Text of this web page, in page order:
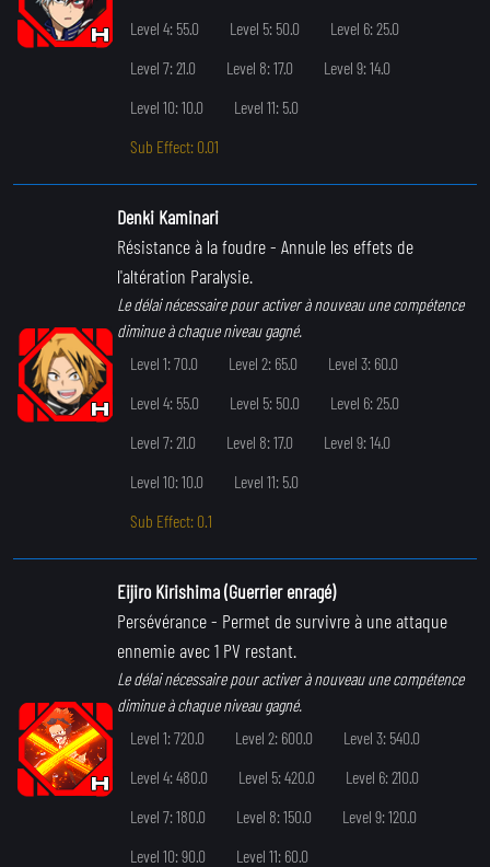
Level 4: 55.0
Level 5: 50.0
Level 6: 25.0
Level 7: 21.0
Level 8: 17.0
Level 9: 14.0
Level 10: 10.0
Level 11: 5.0
Sub Effect: 0.01
Denki Kaminari
Résistance à la foudre- Annule les effets de
l'altération Paralysie.
Le délai nécessaire pour activer à nouveau une compétence
diminue à chaque niveau gagné.
Level 1: 70.0
Level 2: 65.0
Level 3: 60.0
Level 4: 55.0
Level 5: 50.0
Level 6: 25.0
Level 7: 21.0
Level 8: 17.0
Level 9: 14.0
Level 10: 10.0
Level 11: 5.0
Sub Effect: 0.1
Eijiro Kirishima (Guerrier enragé)
Persévérance- Permet de survivre à une attaque
ennemie avec 1 PV restant.
Le délai nécessaire pour activer à nouveau une compétence
diminue à chaque niveau gagné.
Level 1: 720.0
Level 2: 600.0
Level 3: 540.0
Level 4: 480.0
Level 5: 420.0
Level 6: 210.0
Level 7: 180.0
Level 8: 150.0
Level 9: 120.0
Level 10: 90.0
Level 11: 60.0